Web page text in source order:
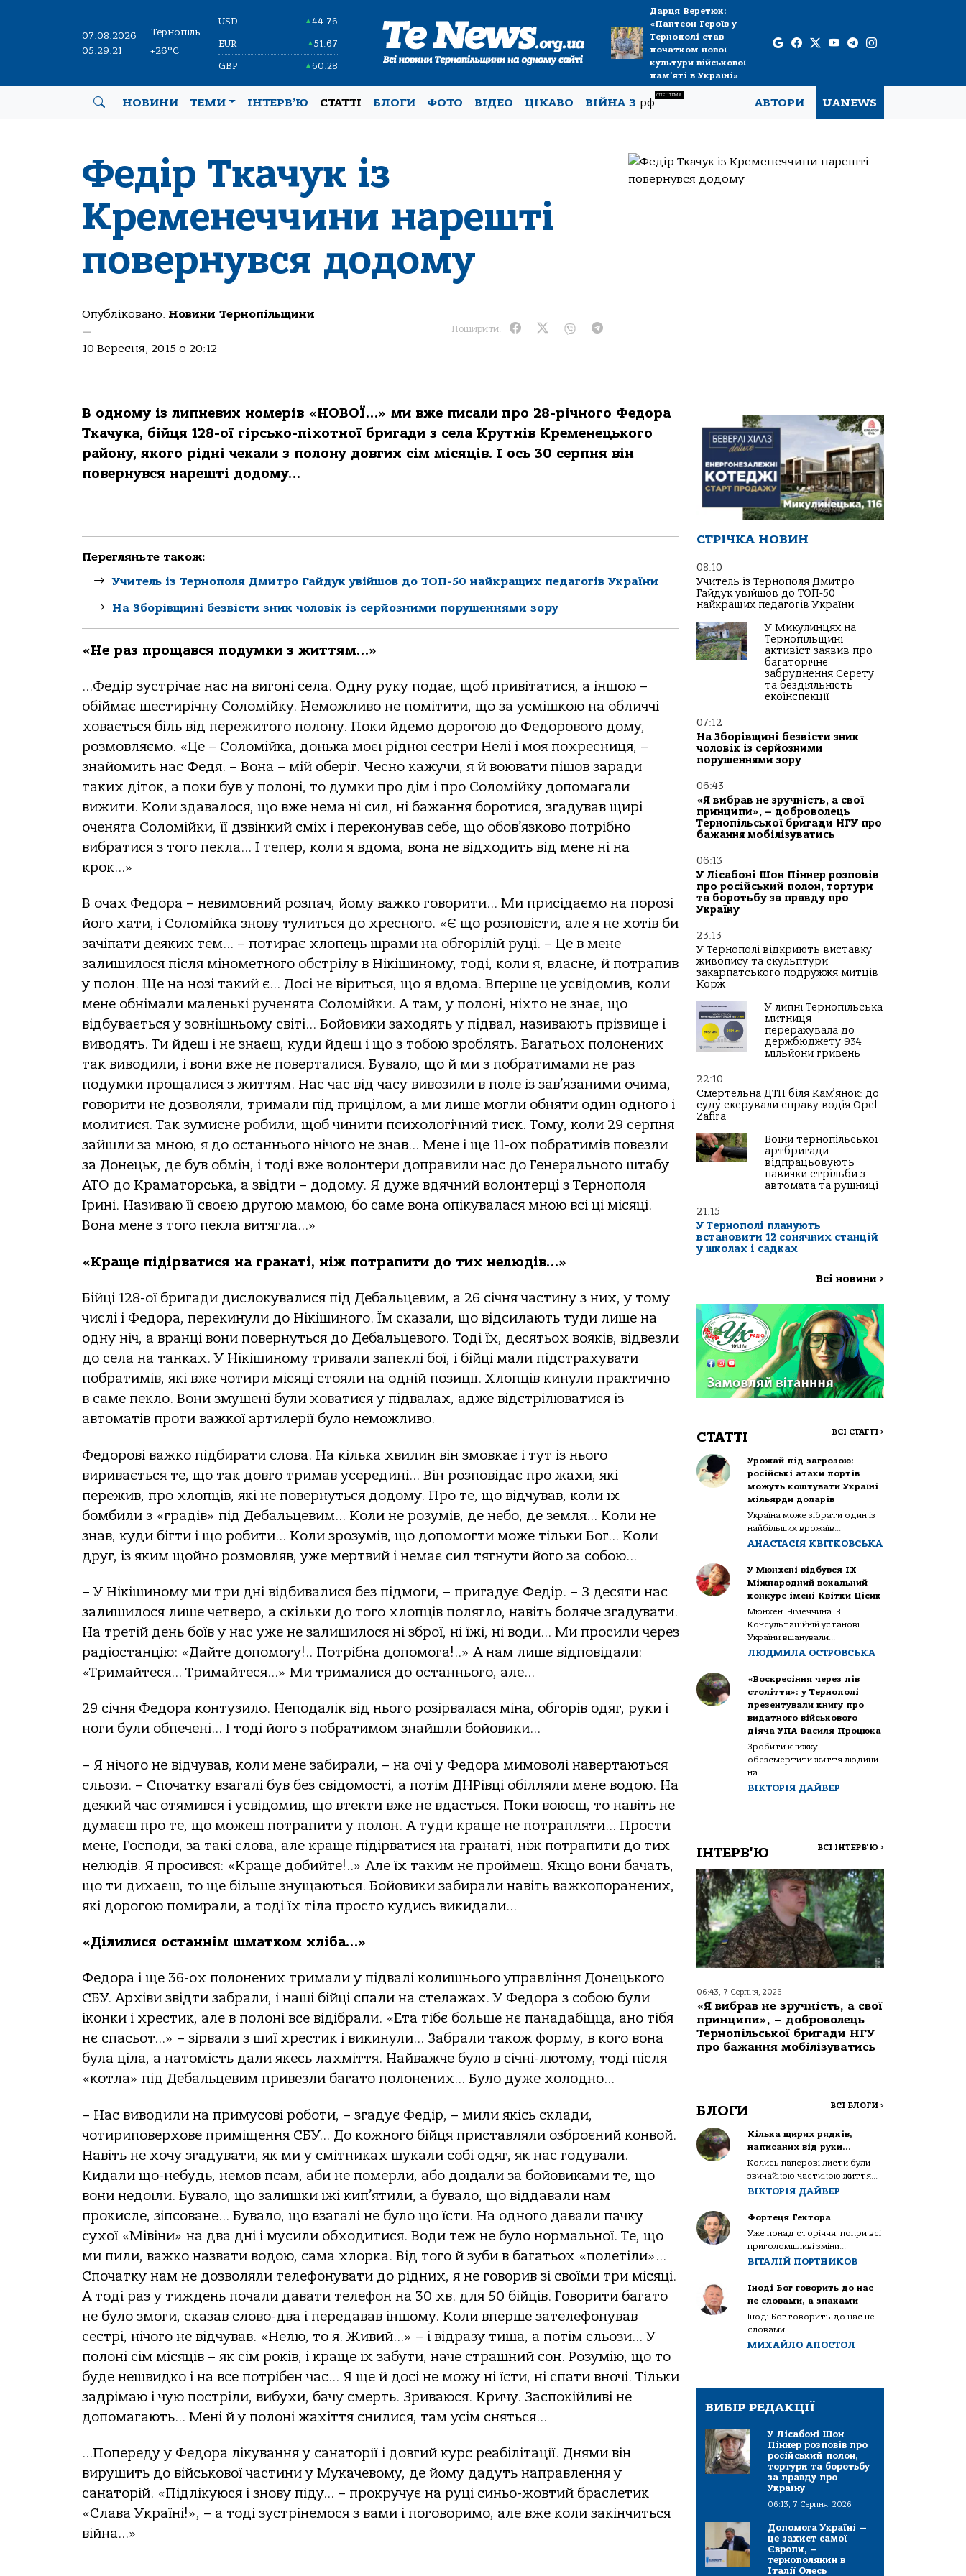
07.08.2026
05:29:22
Тернопіль
+26°C
USD ▲44.76
EUR ▲51.67
GBP ▲60.28
Дарця Веретюк:
«Пантеон Героїв у
Тернополі став
початком нової
культури військової
пам’яті в Україні»
НОВИНИ ТЕМИ ІНТЕРВ’Ю СТАТТІ БЛОГИ ФОТО ВІДЕО ЦІКАВО ВІЙНА Зрф
СПЕЦТЕМА
АВТОРИ UANEWS
Федір Ткачук із
Кременеччини нарешті
повернувся додому
Опубліковано: Новини Тернопільщини
—
10 Вересня, 2015 о 20:12
Поширити:
В одному із липневих номерів «НОВОЇ…» ми вже писали про 28-річного Федора
Ткачука, бійця 128-ої гірсько-піхотної бригади з села Крутнів Кременецького
району, якого рідні чекали з полону довгих сім місяців. І ось 30 серпня він
повернувся нарешті додому…
Перегляньте також:
Учитель із Тернополя Дмитро Гайдук увійшов до ТОП-50 найкращих педагогів України
На Зборівщині безвісти зник чоловік із серйозними порушеннями зору
«Не раз прощався подумки з життям…»
…Федір зустрічає нас на вигоні села. Одну руку подає, щоб привітатися, а іншою –
обіймає шестирічну Соломійку. Неможливо не помітити, що за усмішкою на обличчі
ховається біль від пережитого полону. Поки йдемо дорогою до Федорового дому,
розмовляємо. «Це – Соломійка, донька моєї рідної сестри Нелі і моя похресниця, –
знайомить нас Федя. – Вона – мій оберіг. Чесно кажучи, я й воювати пішов заради
таких діток, а поки був у полоні, то думки про дім і про Соломійку допомагали
вижити. Коли здавалося, що вже нема ні сил, ні бажання боротися, згадував щирі
оченята Соломійки, її дзвінкий сміх і переконував себе, що обов’язково потрібно
вибратися з того пекла… І тепер, коли я вдома, вона не відходить від мене ні на
крок…»
В очах Федора – невимовний розпач, йому важко говорити… Ми присідаємо на порозі
його хати, і Соломійка знову тулиться до хресного. «Є що розповісти, але я не хотів би
зачіпати деяких тем… – потирає хлопець шрами на обгорілій руці. – Це в мене
залишилося після мінометного обстрілу в Нікішиному, тоді, коли я, власне, й потрапив
у полон. Ще на нозі такий є… Досі не віриться, що я вдома. Вперше це усвідомив, коли
мене обнімали маленькі рученята Соломійки. А там, у полоні, ніхто не знає, що
відбувається у зовнішньому світі… Бойовики заходять у підвал, називають прізвище і
виводять. Ти йдеш і не знаєш, куди йдеш і що з тобою зроблять. Багатьох полонених
так виводили, і вони вже не поверталися. Бувало, що й ми з побратимами не раз
подумки прощалися з життям. Нас час від часу вивозили в поле із зав’язаними очима,
говорити не дозволяли, тримали під прицілом, а ми лише могли обняти один одного і
молитися. Так зумисне робили, щоб чинити психологічний тиск. Тому, коли 29 серпня
зайшли за мною, я до останнього нічого не знав… Мене і ще 11-ох побратимів повезли
за Донецьк, де був обмін, і тоді вже волонтери доправили нас до Генерального штабу
АТО до Краматорська, а звідти – додому. Я дуже вдячний волонтерці з Тернополя
Ірині. Називаю її своєю другою мамою, бо саме вона опікувалася мною всі ці місяці.
Вона мене з того пекла витягла…»
«Краще підірватися на гранаті, ніж потрапити до тих нелюдів…»
Бійці 128-ої бригади дислокувалися під Дебальцевим, а 26 січня частину з них, у тому
числі і Федора, перекинули до Нікішиного. Їм сказали, що відсилають туди лише на
одну ніч, а вранці вони повернуться до Дебальцевого. Тоді їх, десятьох вояків, відвезли
до села на танках. У Нікішиному тривали запеклі бої, і бійці мали підстрахувати
побратимів, які вже чотири місяці стояли на одній позиції. Хлопців кинули практично
в саме пекло. Вони змушені були ховатися у підвалах, адже відстрілюватися із
автоматів проти важкої артилерії було неможливо.
Федорові важко підбирати слова. На кілька хвилин він змовкає і тут із нього
виривається те, що так довго тримав усередині… Він розповідає про жахи, які
пережив, про хлопців, які не повернуться додому. Про те, що відчував, коли їх
бомбили з «градів» під Дебальцевим… Коли не розумів, де небо, де земля… Коли не
знав, куди бігти і що робити… Коли зрозумів, що допомогти може тільки Бог… Коли
друг, із яким щойно розмовляв, уже мертвий і немає сил тягнути його за собою…
– У Нікішиному ми три дні відбивалися без підмоги, – пригадує Федір. – З десяти нас
залишилося лише четверо, а скільки до того хлопців полягло, навіть боляче згадувати.
На третій день боїв у нас уже не залишилося ні зброї, ні їжі, ні води… Ми просили через
радіостанцію: «Дайте допомогу!.. Потрібна допомога!..» А нам лише відповідали:
«Тримайтеся… Тримайтеся…» Ми трималися до останнього, але…
29 січня Федора контузило. Неподалік від нього розірвалася міна, обгорів одяг, руки і
ноги були обпечені… І тоді його з побратимом знайшли бойовики…
– Я нічого не відчував, коли мене забирали, – на очі у Федора мимоволі навертаються
сльози. – Спочатку взагалі був без свідомості, а потім ДНРівці обілляли мене водою. На
деякий час отямився і усвідомив, що втекти вже не вдасться. Поки воюєш, то навіть не
думаєш про те, що можеш потрапити у полон. А туди краще не потрапляти… Прости
мене, Господи, за такі слова, але краще підірватися на гранаті, ніж потрапити до тих
нелюдів. Я просився: «Краще добийте!..» Але їх таким не проймеш. Якщо вони бачать,
що ти дихаєш, то ще більше знущаються. Бойовики забирали навіть важкопоранених,
які дорогою помирали, а тоді їх тіла просто кудись викидали…
«Ділилися останнім шматком хліба…»
Федора і ще 36-ох полонених тримали у підвалі колишнього управління Донецького
СБУ. Архіви звідти забрали, і наші бійці спали на стелажах. У Федора з собою були
іконки і хрестик, але в полоні все відібрали. «Ета тібє больше нє панадабіцца, ано тібя
нє спасьот…» – зірвали з шиї хрестик і викинули… Забрали також форму, в кого вона
була ціла, а натомість дали якесь лахміття. Найважче було в січні-лютому, тоді після
«котла» під Дебальцевим привезли багато полонених… Було дуже холодно…
– Нас виводили на примусові роботи, – згадує Федір, – мили якісь склади,
чотириповерхове приміщення СБУ… До кожного бійця приставляли озброєний конвой.
Навіть не хочу згадувати, як ми у смітниках шукали собі одяг, як нас годували.
Кидали що-небудь, немов псам, аби не померли, або доїдали за бойовиками те, що
вони недоїли. Бувало, що залишки їжі кип’ятили, а бувало, що віддавали нам
прокисле, зіпсоване… Бувало, що взагалі не було що їсти. На одного давали пачку
сухої «Мівіни» на два дні і мусили обходитися. Води теж не було нормальної. Те, що
ми пили, важко назвати водою, сама хлорка. Від того й зуби в багатьох «полетіли»…
Спочатку нам не дозволяли телефонувати до рідних, я не говорив зі своїми три місяці.
А тоді раз у тиждень почали давати телефон на 30 хв. для 50 бійців. Говорити багато
не було змоги, сказав слово-два і передавав іншому. Коли вперше зателефонував
сестрі, нічого не відчував. «Нелю, то я. Живий…» – і відразу тиша, а потім сльози… У
полоні сім місяців – як сім років, і краще їх забути, наче страшний сон. Розумію, що то
буде нешвидко і на все потрібен час… Я ще й досі не можу ні їсти, ні спати вночі. Тільки
задрімаю і чую постріли, вибухи, бачу смерть. Зриваюся. Кричу. Заспокійливі не
допомагають… Мені й у полоні жахіття снилися, там усім сняться…
…Попереду у Федора лікування у санаторії і довгий курс реабілітації. Днями він
вирушить до військової частини у Мукачевому, де йому дадуть направлення у
санаторій. «Підлікуюся і знову піду… – прокручує на руці синьо-жовтий браслетик
«Слава Україні!», – а тоді зустрінемося з вами і поговоримо, але вже коли закінчиться
війна…»
СТРІЧКА НОВИН
08:10
Учитель із Тернополя Дмитро
Гайдук увійшов до ТОП-50
найкращих педагогів України
У Микулинцях на
Тернопільщині
активіст заявив про
багаторічне
забруднення Серету
та бездіяльність
екоінспекції
07:12
На Зборівщині безвісти зник
чоловік із серйозними
порушеннями зору
06:43
«Я вибрав не зручність, а свої
принципи», – доброволець
Тернопільської бригади НГУ про
бажання мобілізуватись
06:13
У Лісабоні Шон Піннер розповів
про російський полон, тортури
та боротьбу за правду про
Україну
23:13
У Тернополі відкриють виставку
живопису та скульптури
закарпатського подружжя митців
Корж
У липні Тернопільська
митниця
перерахувала до
держбюджету 934
мільйони гривень
22:10
Смертельна ДТП біля Кам’янок: до
суду скерували справу водія Opel
Zafira
Воїни тернопільської
артбригади
відпрацьовують
навички стрільби з
автомата та рушниці
21:15
У Тернополі планують
встановити 12 сонячних станцій
у школах і садках
Всі новини >
СТАТТІ ВСІ СТАТТІ >
Урожай під загрозою:
російські атаки портів
можуть коштувати Україні
мільярди доларів
Україна може зібрати один із
найбільших врожаїв...
АНАСТАСІЯ КВІТКОВСЬКА
У Мюнхені відбувся IX
Міжнародний вокальний
конкурс імені Квітки Цісик
Мюнхен. Німеччина. В
Консультаційній установі
України вшанували...
ЛЮДМИЛА ОСТРОВСЬКА
«Воскресіння через пів
століття»: у Тернополі
презентували книгу про
видатного військового
діяча УПА Василя Процюка
Зробити книжку —
обезсмертити життя людини
на...
ВІКТОРІЯ ДАЙВЕР
ІНТЕРВ'Ю ВСІ ІНТЕРВ'Ю >
06:43, 7 Серпня, 2026
«Я вибрав не зручність, а свої
принципи», – доброволець
Тернопільської бригади НГУ
про бажання мобілізуватись
БЛОГИ ВСІ БЛОГИ >
Кілька щирих рядків,
написаних від руки…
Колись паперові листи були
звичайною частиною життя...
ВІКТОРІЯ ДАЙВЕР
Фортеця Гектора
Уже понад сторіччя, попри всі
приголомшливі зміни...
ВІТАЛІЙ ПОРТНИКОВ
Іноді Бог говорить до нас
не словами, а знаками
Іноді Бог говорить до нас не
словами...
МИХАЙЛО АПОСТОЛ
ВИБІР РЕДАКЦІЇ
У Лісабоні Шон
Піннер розповів про
російський полон,
тортури та боротьбу
за правду про
Україну
06:13, 7 Серпня, 2026
Допомога Україні —
це захист самої
Європи, –
тернополянин в
Італії Олесь